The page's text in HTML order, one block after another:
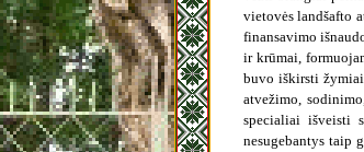
vietovės landšafto
finansavimo
ir krūmai,
buvo iškirsti
atvežimo,
specialiai išveisti
nesugebantys taip